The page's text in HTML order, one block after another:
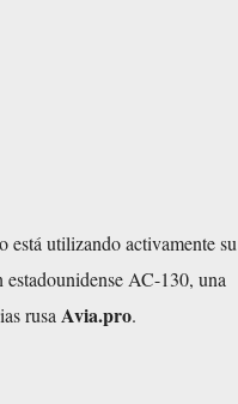
está utilizando activamente su
AC-130, una
rusaAvia.pro.